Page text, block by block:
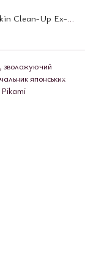
Ліфтинг-концентрат із полінуклеотидами Cuskin Clean-Up Ex-C Re N Calm Ampoule, 30 мл (222619)